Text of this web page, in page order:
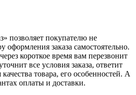
позволяет покупателю не
оформления заказа самостоятельно.
короткое время вам перезвонит
все условия заказа, ответит
товара, его особенностей. А
оплаты и доставки.